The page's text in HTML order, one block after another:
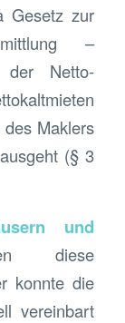
Gesetz zur
–
der Netto-
Maklers
(§ 3
und
diese
konnte die
vereinbart